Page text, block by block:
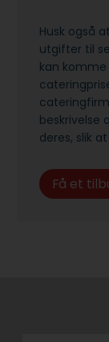
Husk også
utgifter til
kan
beskrivelse
deres, slik
Få et